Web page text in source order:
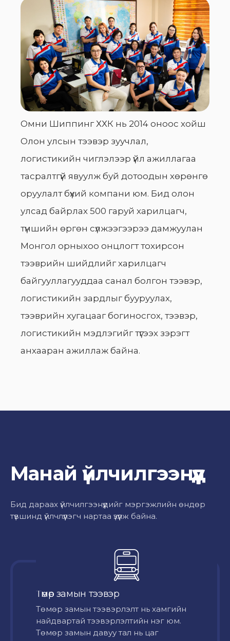
Омни Шиппинг ХХК нь 2014 оноос хойш
Олон улсын тээвэр зуучлал,
логистикийн чиглэлээр үйл ажиллагаа
тасралтгүй явуулж буй дотоодын хөрөнгө
оруулалт бүхий компани юм. Бид олон
улсад байрлах 500 гаруй харилцагч,
түншийн өргөн сүлжээгээрээ дамжуулан
Монгол орныхоо онцлогт тохирсон
тээврийн шийдлийг харилцагч
байгууллагууддаа санал болгон тээвэр,
логистикийн зардлыг бууруулах,
тээврийн хугацааг богиносгох, тээвэр,
логистикийн мэдлэгийг түгээх зэрэгт
анхааран ажиллаж байна.
Манай үйлчилгээнүүд
Бид дараах үйлчилгээнүүдийг мэргэжлийн өндөр
түвшинд үйлчлүүлэгч нартаа үзүүлж байна.
Төмөр замын тээвэр
Төмөр замын тээвэрлэлт нь хамгийн
найдвартай тээвэрлэлтийн нэг юм.
Төмөр замын давуу тал нь цаг